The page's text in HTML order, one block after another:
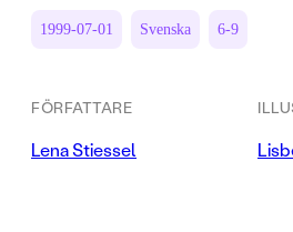
1999-07-01 Svenska 6-9
FÖRFATTARE
Lena Stiessel